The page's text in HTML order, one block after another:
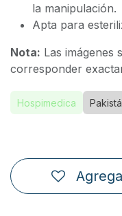
la manipulación.
Apta para
Nota: Las imágenes
corresponder
Hospimedica